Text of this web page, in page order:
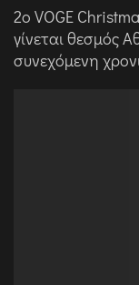
2ο VOGE
γίνεται θεσμός
συνεχόμενη